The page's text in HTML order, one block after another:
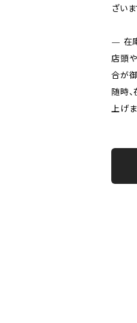
ざいま
— 在
店頭
合が御
随時
上げま